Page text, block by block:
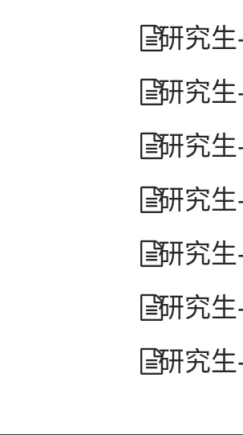
研究生
研究生
研究生
研究生
研究生
研究生
研究生